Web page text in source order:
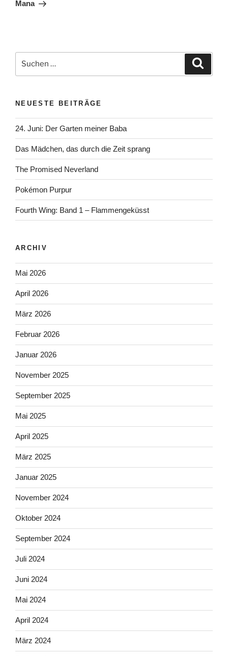
Mana
nach:
NEUESTE BEITRÄGE
24. Juni: Der Garten meiner Baba
Das Mädchen, das durch die Zeit sprang
The Promised Neverland
Pokémon Purpur
Fourth Wing: Band 1 – Flammengeküsst
ARCHIV
Mai 2026
April 2026
März 2026
Februar 2026
Januar 2026
November 2025
September 2025
Mai 2025
April 2025
März 2025
Januar 2025
November 2024
Oktober 2024
September 2024
Juli 2024
Juni 2024
Mai 2024
April 2024
März 2024